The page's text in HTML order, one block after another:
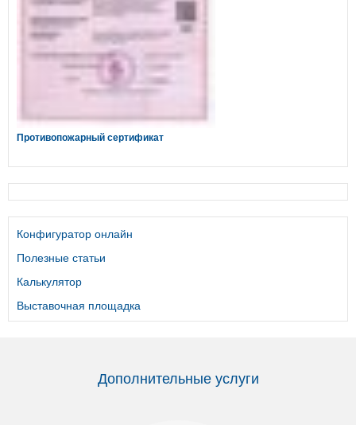
Противопожарный сертификат
Конфигуратор онлайн
Полезные статьи
Калькулятор
Выставочная площадка
Дополнительные услуги